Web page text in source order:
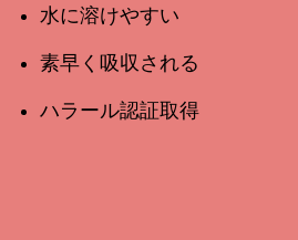
水に溶けやすい
素早く吸収される
ハラール認証取得